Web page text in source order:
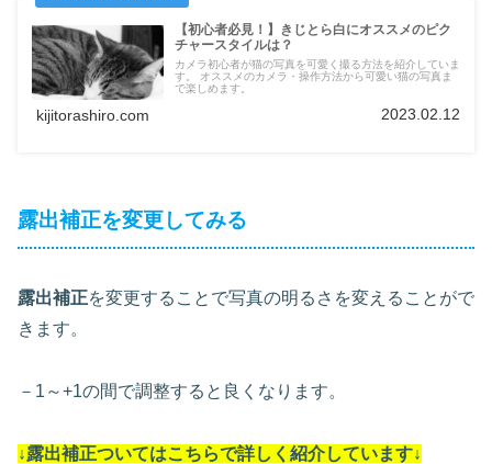
【初心者必見！】きじとら白にオススメのピク
チャースタイルは？
カメラ初心者が猫の写真を可愛く撮る方法を紹介していま
す。 オススメのカメラ・操作方法から可愛い猫の写真ま
で楽しめます。
kijitorashiro.com 2023.02.12
露出補正を変更してみる
露出補正を変更することで写真の明るさを変えることがで
きます。
－1～+1の間で調整すると良くなります。
↓露出補正ついてはこちらで詳しく紹介しています↓